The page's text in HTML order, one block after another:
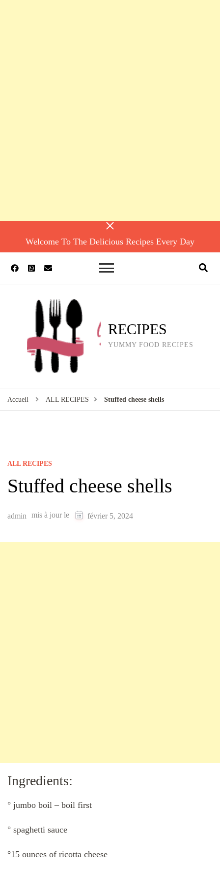
Welcome To The Delicious Recipes Every Day
RECIPES
YUMMY FOOD RECIPES
Accueil ALL RECIPES Stuffed cheese shells
ALL RECIPES
Stuffed cheese shells
admin mis à jour le février 5, 2024
Ingredients:
° jumbo boil – boil first
° spaghetti sauce
°15 ounces of ricotta cheese